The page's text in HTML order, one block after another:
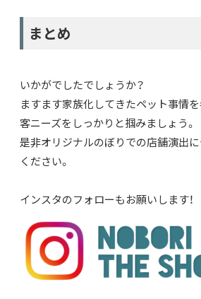
まとめ
いかがでしたでしょうか？
ますます家族化してきたペット事情
客ニーズをしっかりと掴みましょう。
是非オリジナルのぼりでの店舗演出
ください。
インスタのフォローもお願いします！